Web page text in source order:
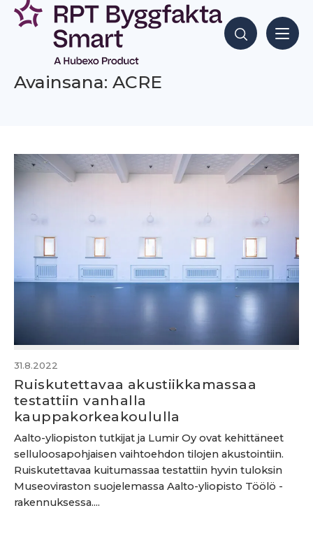
Siirry
sisältöön
Hae sisältöjä
Avainsana: ACRE
31.8.2022
Ruiskutettavaa akustiikkamassaa
testattiin vanhalla
kauppakorkeakoululla
Aalto-yliopiston tutkijat ja Lumir Oy ovat kehittäneet
selluloosapohjaisen vaihtoehdon tilojen akustointiin.
Ruiskutettavaa kuitumassaa testattiin hyvin tuloksin
Museoviraston suojelemassa Aalto-yliopisto Töölö -
rakennuksessa....